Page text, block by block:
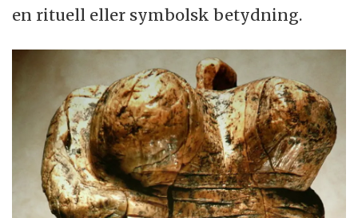
en rituell eller symbolsk betydning.